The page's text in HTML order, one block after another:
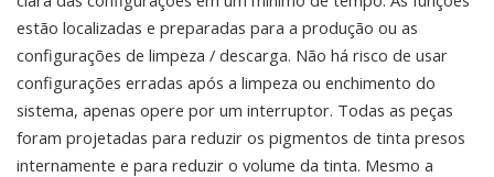
estão localizadas e preparadas para a produção ou as
configurações de limpeza / descarga. Não há risco de usar
configurações erradas após a limpeza ou enchimento do
sistema, apenas opere por um interruptor. Todas as peças
foram projetadas para reduzir os pigmentos de tinta presos
internamente e para reduzir o volume da tinta. Mesmo a